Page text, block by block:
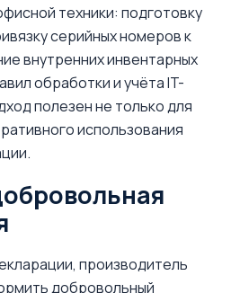
техники: подготовку
серийных номеров к
внутренних инвентарных
обработки и учёта IT-
полезен не только для
использования
производитель
добровольный